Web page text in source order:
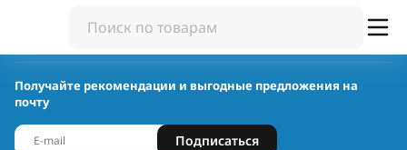
Получайте рекомендации и выгодные предложения на
почту
Подписаться